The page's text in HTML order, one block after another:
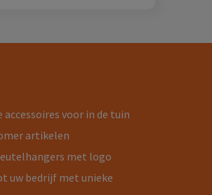
accessoires voor in de tuin
artikelen
met logo
uw bedrijf met unieke